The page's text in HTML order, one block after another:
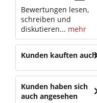
Bewertungen lesen,
schreiben und
diskutieren... mehr
Kunden kauften auch
Kunden haben sich
auch angesehen